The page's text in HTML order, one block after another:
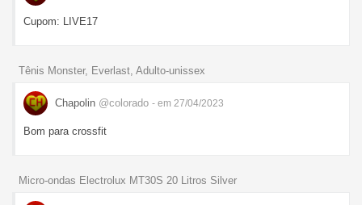
Cupom: LIVE17
Tênis Monster, Everlast, Adulto-unissex
Chapolin @colorado - em 27/04/2023
Bom para crossfit
Micro-ondas Electrolux MT30S 20 Litros Silver